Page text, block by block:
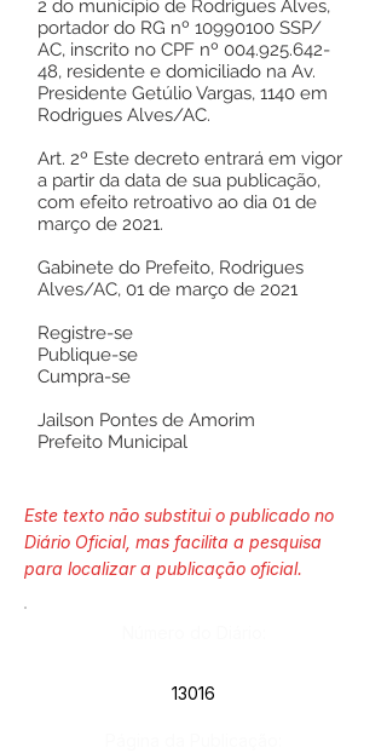
2 do município de Rodrigues Alves,
portador do RG nº 10990100 SSP/
AC, inscrito no CPF nº 004.925.642-
48, residente e domiciliado na Av.
Presidente Getúlio Vargas, 1140 em
Rodrigues Alves/AC.
Art. 2º Este decreto entrará em vigor
a partir da data de sua publicação,
com efeito retroativo ao dia 01 de
março de 2021.
Gabinete do Prefeito, Rodrigues
Alves/AC, 01 de março de 2021
Registre-se
Publique-se
Cumpra-se
Jailson Pontes de Amorim
Prefeito Municipal
Este texto não substitui o publicado no
Diário Oficial, mas facilita a pesquisa
para localizar a publicação oficial.
13016